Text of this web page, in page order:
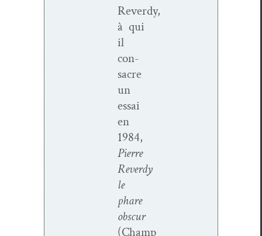
Reverdy,
à qui
il
con­
sacre
un
essai
en
1984,
Pierre
Reverdy
le
phare
obscur
(Champ